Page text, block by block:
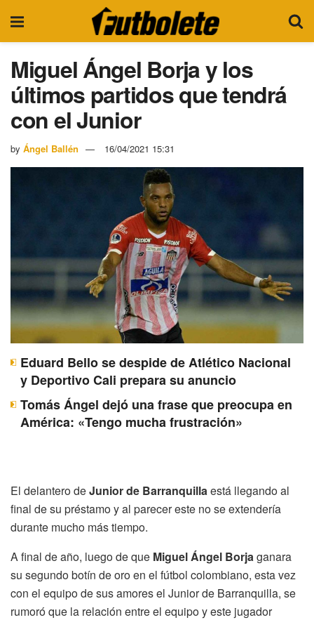
Miguel Ángel Borja y los
últimos partidos que tendrá
con el Junior
by Ángel Ballén 16/04/2021 15:31
Eduard Bello se despide de Atlético Nacional
y Deportivo Cali prepara su anuncio
Tomás Ángel dejó una frase que preocupa en
América: «Tengo mucha frustración»
El delantero deJunior de Barranquilla está llegando al
final de su préstamo y al parecer este no se extendería
durante mucho más tiempo.
A final de año, luego de que Miguel Ángel Borja ganara
su segundo botín de oro en el fútbol colombiano, esta vez
con el equipo de sus amores el Junior de Barranquilla, se
rumoró que la relación entre el equipo y este jugador